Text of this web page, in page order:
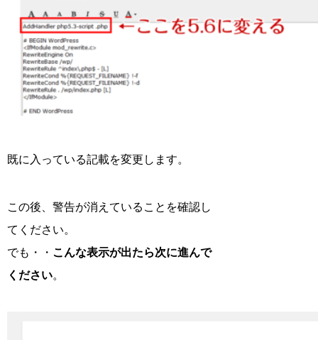
既に入っている記載を変更します。
この後、警告が消えていることを確認し
てください。
でも・・ こんな表示が出たら次に進んで
ください。